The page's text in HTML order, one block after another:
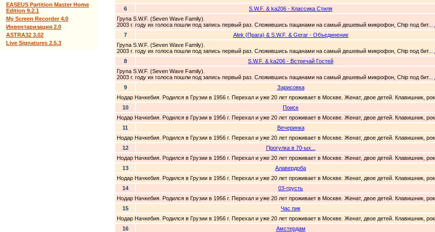
EASEUS Partition Master Home
Edition 9.2.1
My Screen Recorder 4.0
Инвентаризация 2.0
ASTRA32 3.02
Live Signatures 2.5.3
6 S.W.F. & ka206 - Классика Стиля
Група S.W.F. (Seven Wave Family).
2003 г. году их голоса пошли под запись первый раз. Сложившись пацанами на самый дешевый микрофон, Сhip под бит...
7
Alek (Прага) & S.W.F. & Gerar - Объединение
Група S.W.F. (Seven Wave Family).
2003 г. году их голоса пошли под запись первый раз. Сложившись пацанами на самый дешевый микрофон, Сhip под бит...
8
S.W.F. & ka206 - Встречай Гостей
Група S.W.F. (Seven Wave Family).
2003 г. году их голоса пошли под запись первый раз. Сложившись пацанами на самый дешевый микрофон, Сhip под бит...
9
Зарисовка
Нодар Начкебия. Родился в Грузии в 1956 г. Перехал и уже 20 лет проживает в Москве. Женат, двое детей. Клавишник,
10
Поиск
Нодар Начкебия. Родился в Грузии в 1956 г. Перехал и уже 20 лет проживает в Москве. Женат, двое детей. Клавишник,
11
Вечеринка
Нодар Начкебия. Родился в Грузии в 1956 г. Перехал и уже 20 лет проживает в Москве. Женат, двое детей. Клавишник,
12
Прогулка в 70-ых...
Нодар Начкебия. Родился в Грузии в 1956 г. Перехал и уже 20 лет проживает в Москве. Женат, двое детей. Клавишник,
13
Алавердоба
Нодар Начкебия. Родился в Грузии в 1956 г. Перехал и уже 20 лет проживает в Москве. Женат, двое детей. Клавишник,
14
03-грусть
Нодар Начкебия. Родился в Грузии в 1956 г. Перехал и уже 20 лет проживает в Москве. Женат, двое детей. Клавишник,
15
Час пик
Нодар Начкебия. Родился в Грузии в 1956 г. Перехал и уже 20 лет проживает в Москве. Женат, двое детей. Клавишник,
16
Амстердам